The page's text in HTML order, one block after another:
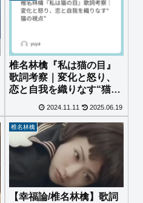
椎名林檎『私は猫の目』
歌詞考察｜変化と怒り、
恋と自我を織りなす“猫の
2024.11.11 2025.06.19
椎名林檎
【幸福論/椎名林檎】歌詞